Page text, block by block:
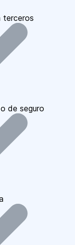
terceros
de seguro